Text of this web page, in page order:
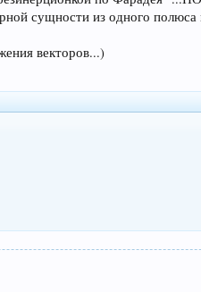
сущности из одного
векторов...)